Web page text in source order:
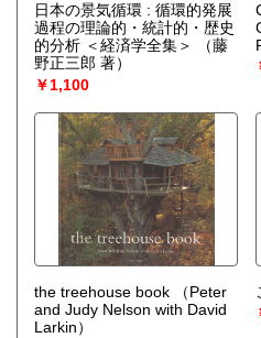
日本の景気循環 : 循環的発展
過程の理論的・統計的・歴史
的分析 ＜経済学全集＞
（藤
野正三郎 著）
￥1,100
the treehouse book
（Peter
and Judy Nelson with David
Larkin）